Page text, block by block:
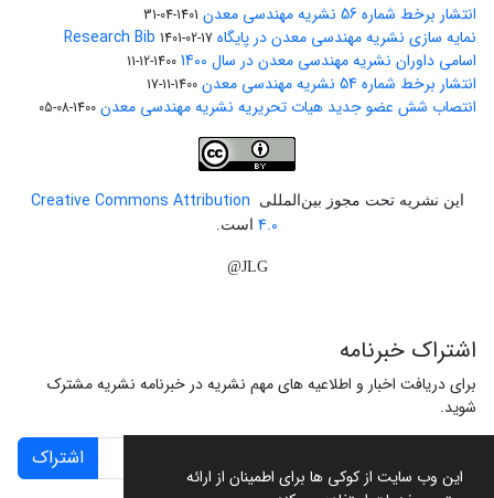
این وب سایت از کوکی ها برای اطمینان از ارائه
انتشار برخط شماره 56 نشریه مهندسی معدن 1401-04-31
نمایه سازی نشریه مهندسی معدن در پایگاه Research Bib 1401-02-17
اسامی داوران نشریه مهندسی معدن در سال 1400 1400-12-11
انتشار برخط شماره 54 نشریه مهندسی معدن 1400-11-17
انتصاب شش عضو جدید هیات تحریریه نشریه مهندسی معدن 1400-08-05
این نشریه تحت مجوز بین‌المللی
Creative Commons Attribution
4.0 است.
JLG@
اشتراک خبرنامه
برای دریافت اخبار و اطلاعیه های مهم نشریه در خبرنامه نشریه مشترک
شوید.
اشتراک